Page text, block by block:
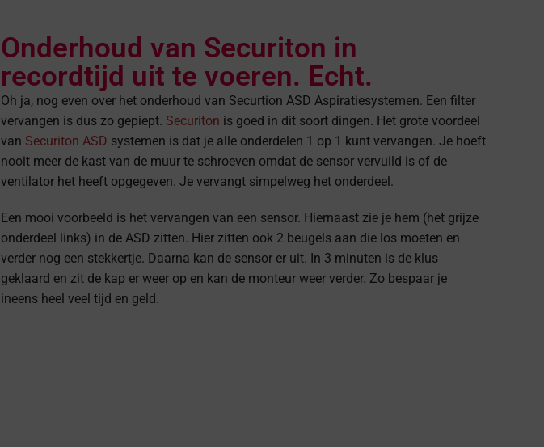
Onderhoud van Securiton in
recordtijd uit te voeren. Echt.
Oh ja, nog even over het onderhoud van Securtion ASD Aspiratiesystemen. Een filter
vervangen is dus zo gepiept. Securiton is goed in dit soort dingen. Het grote voordeel
van Securiton ASD systemen is dat je alle onderdelen 1 op 1 kunt vervangen. Je hoeft
nooit meer de kast van de muur te schroeven omdat de sensor vervuild is of de
ventilator het heeft opgegeven. Je vervangt simpelweg het onderdeel.
Een mooi voorbeeld is het vervangen van een sensor. Hiernaast zie je hem (het grijze
onderdeel links) in de ASD zitten. Hier zitten ook 2 beugels aan die los moeten en
verder nog een stekkertje. Daarna kan de sensor er uit. In 3 minuten is de klus
geklaard en zit de kap er weer op en kan de monteur weer verder. Zo bespaar je
ineens heel veel tijd en geld.